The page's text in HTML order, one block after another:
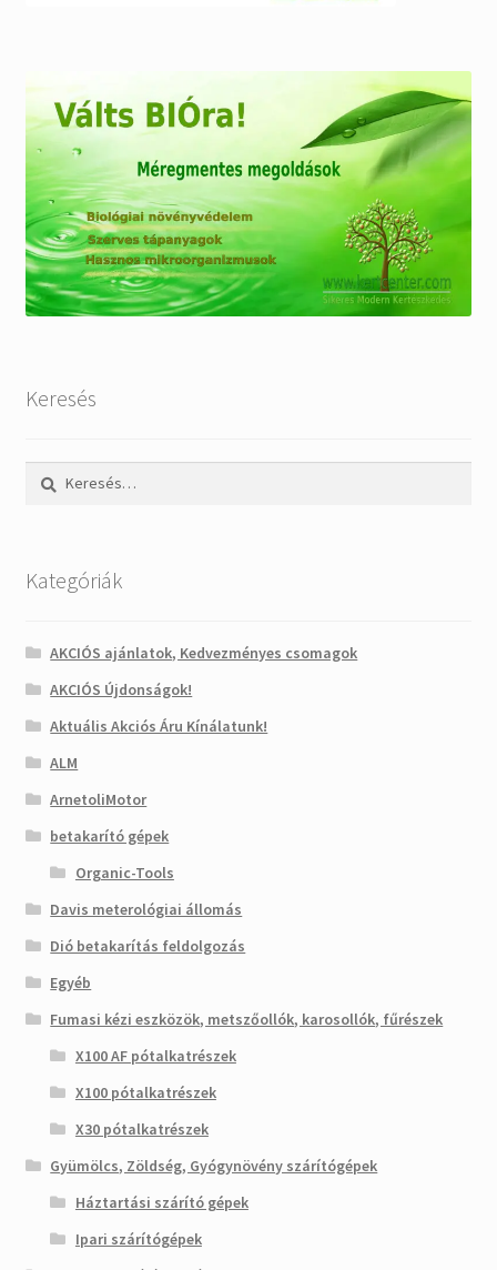
Keresés
Kategóriák
AKCIÓS ajánlatok, Kedvezményes csomagok
AKCIÓS Újdonságok!
Aktuális Akciós Áru Kínálatunk!
ALM
ArnetoliMotor
betakarító gépek
Organic-Tools
Davis meterológiai állomás
Dió betakarítás feldolgozás
Egyéb
Fumasi kézi eszközök, metszőollók, karosollók, fűrészek
X100 AF pótalkatrészek
X100 pótalkatrészek
X30 pótalkatrészek
Gyümölcs, Zöldség, Gyógynövény szárítógépek
Háztartási szárító gépek
Ipari szárítógépek